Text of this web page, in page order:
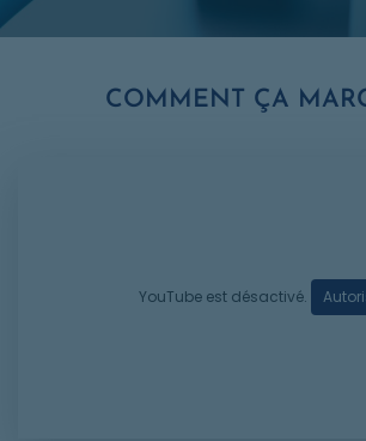
COMMENT ÇA
YouTube est désactivé.